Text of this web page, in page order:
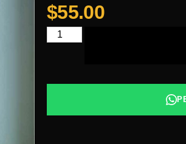
$55.00